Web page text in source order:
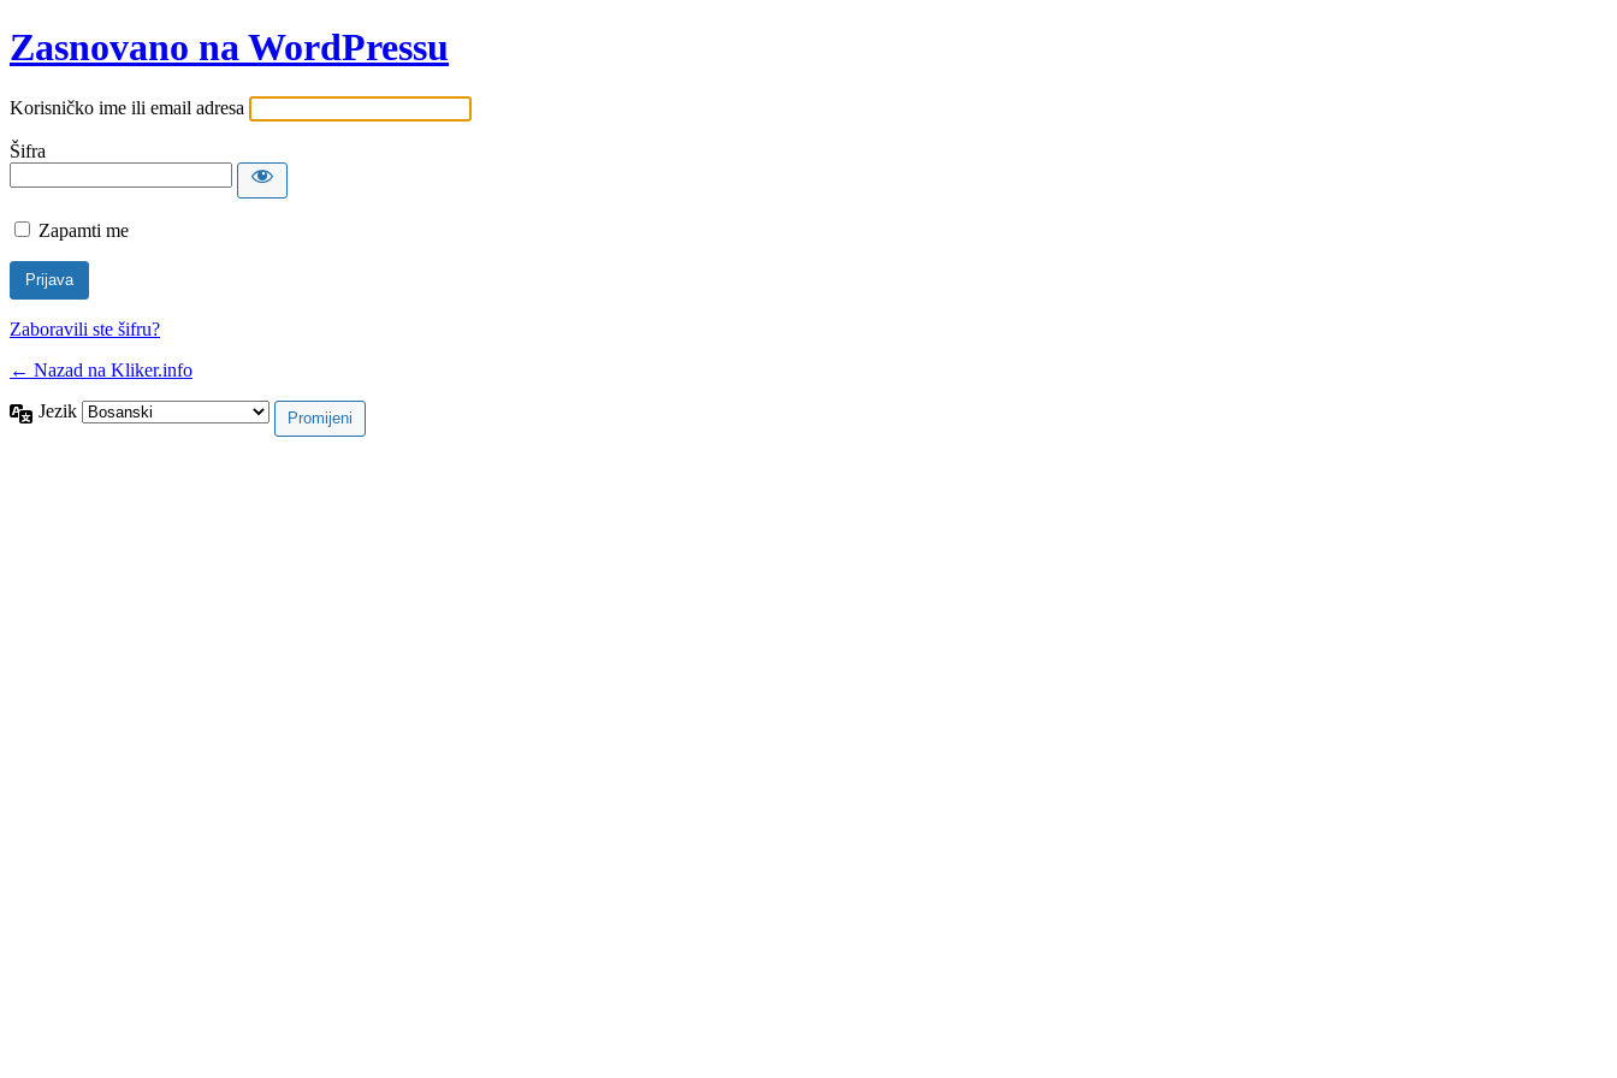
Zasnovano na WordPressu
Korisničko ime ili email adresa
Šifra
Zapamti me
Zaboravili ste šifru?
← Nazad na Kliker.info
Jezik